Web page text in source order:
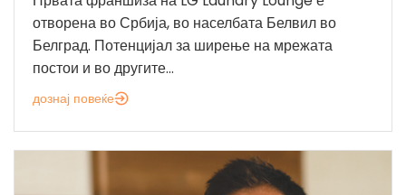
отворена во Србија, во населбата Белвил во
Белград. Потенцијал за ширење на мрежата
постои и во другите...
дознај повеќе